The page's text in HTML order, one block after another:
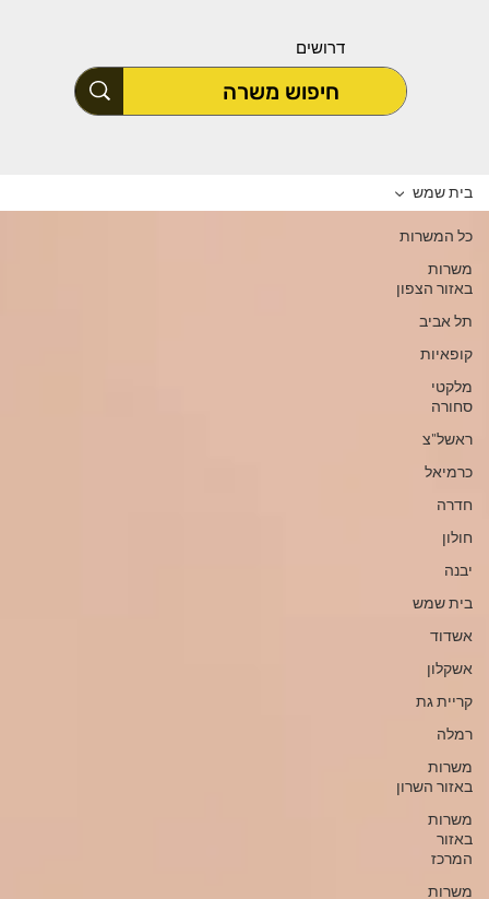
דרושים
כל המשרות
משרות
באזור הצפון
תל אביב
קופאיות
מלקטי
סחורה
ראשל"צ
כרמיאל
חדרה
חולון
יבנה
בית שמש
אשדוד
אשקלון
קריית גת
רמלה
משרות
באזור השרון
משרות
באזור
המרכז
משרות
בית שמש